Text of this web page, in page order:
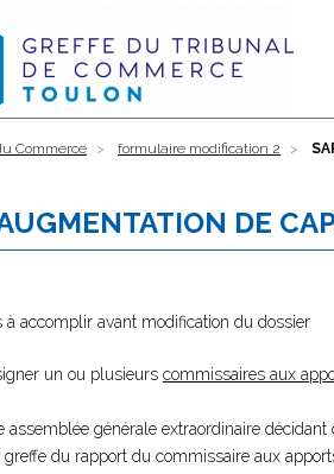
Commerce formulaire modification 2
DE
à accomplir avant modification du dossier
un ou plusieurs commissaires aux
assemblée générale extraordinaire
greffe du rapport du commissaire aux